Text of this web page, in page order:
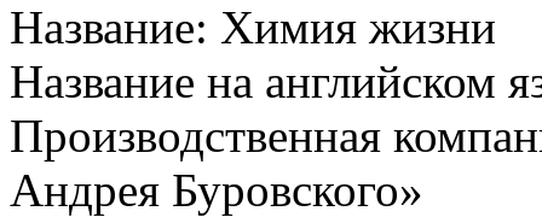
Название: Химия жизни
Название на английском
Производственная
Андрея Буровского»